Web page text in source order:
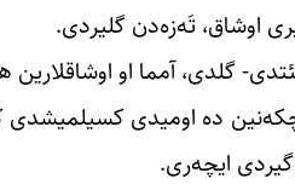
اوشاق، تَه‌زه‌دن گلیردی.
گلدی، آمما او
ده اومیدی کسیلمیشدی
گیردی ایچه‌ری.